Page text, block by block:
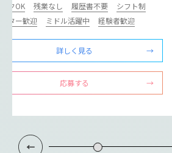
クOK
残業なし 履歴書不要
シフト制
ター歓迎
ミドル活躍中 経験者歓迎
詳しく見る
応募する